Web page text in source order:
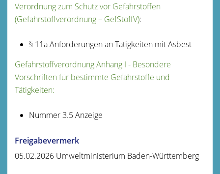
Verordnung zum Schutz vor Gefahrstoffen
(Gefahrstoffverordnung – GefStoffV):
§ 11a Anforderungen an Tätigkeiten mit Asbest
Gefahrstoffverordnung Anhang I - Besondere
Vorschriften für bestimmte Gefahrstoffe und
Tätigkeiten:
Nummer 3.5 Anzeige
Freigabevermerk
05.02.2026 Umweltministerium Baden-Württemberg